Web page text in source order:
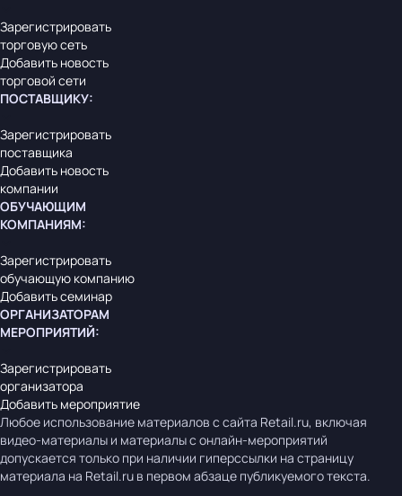
Зарегистрировать
торговую сеть
Добавить новость
торговой сети
ПОСТАВЩИКУ:
Зарегистрировать
поставщика
Добавить новость
компании
ОБУЧАЮЩИМ
КОМПАНИЯМ:
Зарегистрировать
обучающую компанию
Добавить семинар
ОРГАНИЗАТОРАМ
МЕРОПРИЯТИЙ:
Зарегистрировать
организатора
Добавить мероприятие
Любое использование материалов с сайта Retail.ru, включая
видео-материалы и материалы с онлайн-мероприятий
допускается только при наличии гиперссылки на страницу
материала на Retail.ru в первом абзаце публикуемого текста.